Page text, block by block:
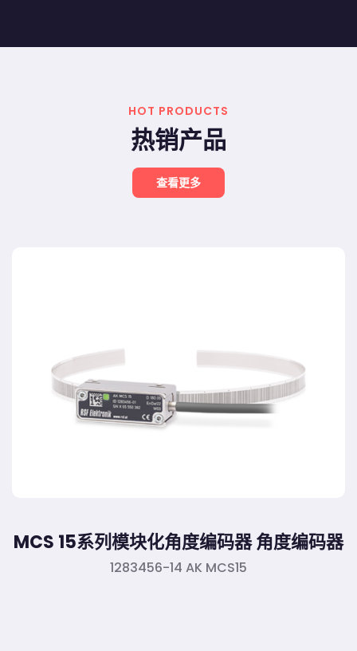
HOT PRODUCTS
热销产品
查看更多
MCS 15系列模块化角度编码器 角度编码器
1283456-14 AK MCS15